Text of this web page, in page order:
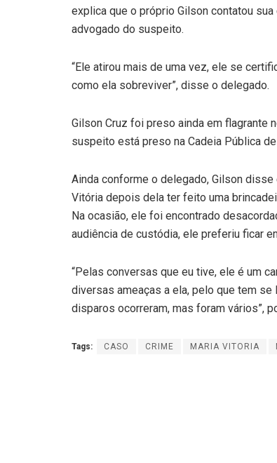
explica que o próprio Gilson contatou
advogado do suspeito.
“Ele atirou mais de uma vez, ele se
como ela sobreviver”, disse o delegado.
Gilson Cruz foi preso ainda em flagrante
suspeito está preso na Cadeia Pública
Ainda conforme o delegado, Gilson
Vitória depois dela ter feito uma
Na ocasião, ele foi encontrado
audiência de custódia, ele preferiu ficar
“Pelas conversas que eu tive, ele é um
diversas ameaças a ela, pelo que tem se
disparos ocorreram, mas foram vários”,
Tags: CASO CRIME MARIA VITORIA